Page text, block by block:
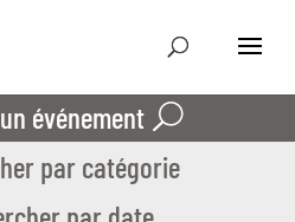
événement
par catégorie